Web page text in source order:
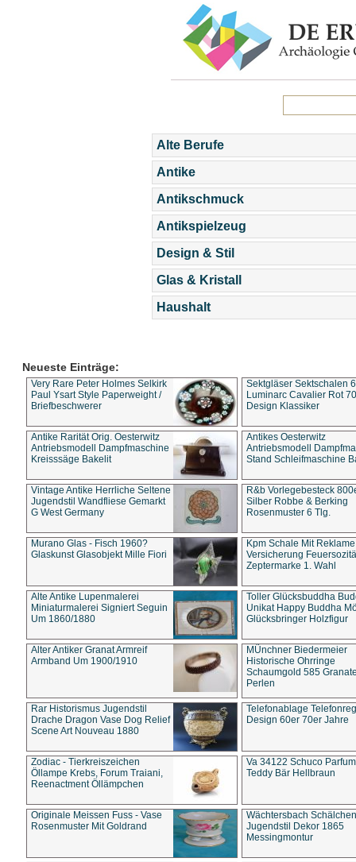
Alte Berufe
Antike
Antikschmuck
Antikspielzeug
Design & Stil
Glas & Kristall
Haushalt
Neueste Einträge:
Very Rare Peter Holmes Selkirk
Paul Ysart Style Paperweight /
Briefbeschwerer
Sektgläser Sektschalen
Luminarc Cavalier Rot
Design Klassiker
Antike Rarität Orig. Oesterwitz
Antriebsmodell Dampfmaschine
Kreisssäge Bakelit
Antikes Oesterwitz
Antriebsmodell
Stand Schleifmaschine
Vintage Antike Herrliche Seltene
Jugendstil Wandfliese Gemarkt
G West Germany
R&b Vorlegebesteck
Silber Robbe & Berking
Rosenmuster 6 Tlg.
Murano Glas - Fisch 1960?
Glaskunst Glasobjekt Mille Fiori
Kpm Schale Mit Reklame
Versicherung
Zeptermarke 1. Wahl
Alte Antike Lupenmalerei
Miniaturmalerei Signiert Seguin
Um 1860/1880
Toller Glücksbuddha
Unikat Happy Buddha
Glücksbringer Holzfigur
Alter Antiker Granat Armreif
Armband Um 1900/1910
MÜnchner Biedermeier
Historische Ohrringe
Schaumgold 585
Perlen
Rar Historismus Jugendstil
Drache Dragon Vase Dog Relief
Scene Art Nouveau 1880
Telefonablage
Design 60er 70er Jahre
Zodiac - Tierkreiszeichen
Öllampe Krebs, Forum Traiani,
Reenactment Öllämpchen
Va 34122 Schuco
Teddy Bär Hellbraun
Originale Meissen Fuss - Vase
Rosenmuster Mit Goldrand
Wächtersbach Schälchen
Jugendstil Dekor 1865
Messingmontur